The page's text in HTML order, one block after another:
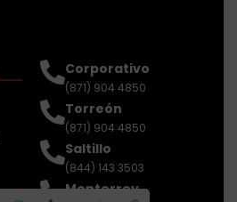
Corporativo
(871) 904 4850
Torreón
(871) 904 4850
Saltillo
(844) 143 3503
Monterrey